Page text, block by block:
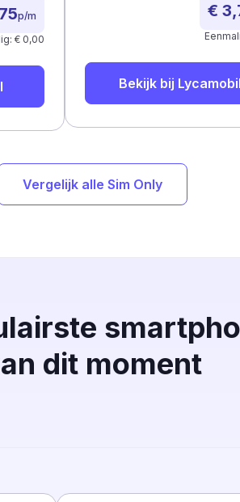
p/m
€ 0,00
€
Bekijk bij
Vergelijk alle Sim Only
dit moment